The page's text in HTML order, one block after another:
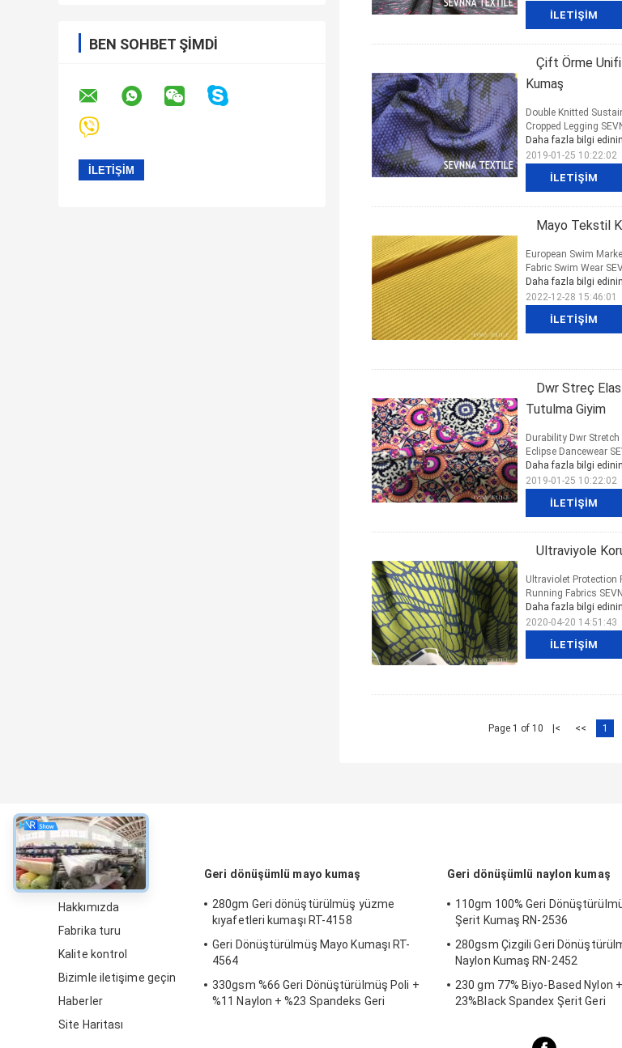
BEN SOHBET ŞIMDI
İLETIŞIM
Çift Örme
Kumaş
İLETIŞIM
Double Knitted
Cropped Legging
Daha fazla bilgi edinin
2019-01-25 10:22:02
Mayo Tekstil
İLETIŞIM
European Swim
Fabric Swim Wear
Daha fazla bilgi edinin
2022-12-28 15:46:01
Dwr Streç
Tutulma Giyim
İLETIŞIM
Durability Dwr
Eclipse Dancewear
Daha fazla bilgi edinin
2019-01-25 10:22:02
Ultraviyole
İLETIŞIM
Ultraviolet Protection
Running Fabrics
Daha fazla bilgi edinin
2020-04-20 14:51:43
Page 1 of 10 |< << 1
Hakkında
Hakkımızda
Fabrika turu
Kalite kontrol
Bizimle iletişime geçin
Haberler
Site Haritası
Geri dönüşümlü mayo kumaş
280gm Geri dönüştürülmüş yüzme
kıyafetleri kumaşı RT-4158
Geri Dönüştürülmüş Mayo Kumaşı RT-
4564
330gsm %66 Geri Dönüştürülmüş Poli +
%11 Naylon + %23 Spandeks Geri
Geri dönüşümlü naylon kumaş
110gm 100% Geri
Şerit Kumaş RN-2536
280gsm Çizgili Geri
Naylon Kumaş RN-2452
230 gm 77% Biyo-Based Nylon +
23%Black Spandex Şerit Geri